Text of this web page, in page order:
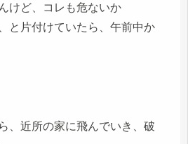
けど、コレも危ないか
と片付けていたら、午前中か
、近所の家に飛んでいき、破